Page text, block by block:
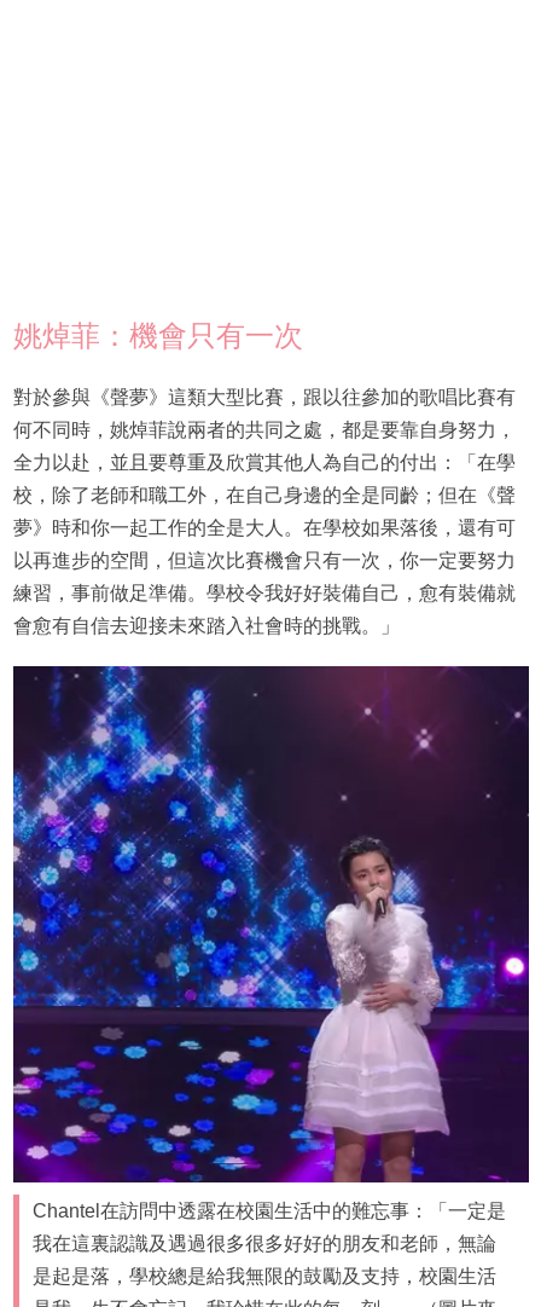
姚焯菲：機會只有一次
對於參與《聲夢》這類大型比賽，跟以往參加的歌唱比賽有
何不同時，姚焯菲說兩者的共同之處，都是要靠自身努力，
全力以赴，並且要尊重及欣賞其他人為自己的付出：「在學
校，除了老師和職工外，在自己身邊的全是同齡；但在《聲
夢》時和你一起工作的全是大人。在學校如果落後，還有可
以再進步的空間，但這次比賽機會只有一次，你一定要努力
練習，事前做足準備。學校令我好好裝備自己，愈有裝備就
會愈有自信去迎接未來踏入社會時的挑戰。」
Chantel在訪問中透露在校園生活中的難忘事：「一定是
我在這裏認識及遇過很多很多好好的朋友和老師，無論
是起是落，學校總是給我無限的鼓勵及支持，校園生活